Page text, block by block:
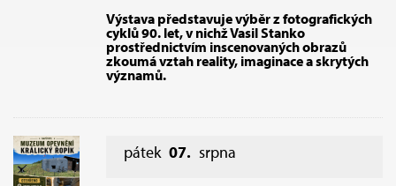
Výstava představuje výběr z fotografických
cyklů 90. let, v nichž Vasil Stanko
prostřednictvím inscenovaných obrazů
zkoumá vztah reality, imaginace a skrytých
významů.
pátek 07. srpna